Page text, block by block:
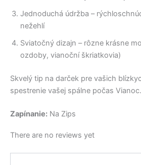
Jednoduchá údržba –
nežehlí
Sviatočný dizajn – rôzne krásne
ozdoby, vianoční škriatkovia)
Skvelý tip na darček pre vašich
spestrenie vašej spálne počas Vianoc.
Zapínanie: Na Zips
There are no reviews yet